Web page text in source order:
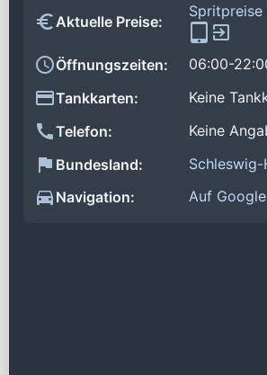
Aktuelle Preise:
Spritpreise
Öffnungszeiten:
06:00-
Tankkarten:
Keine
Telefon:
Keine
Bundesland:
Navigation:
Auf